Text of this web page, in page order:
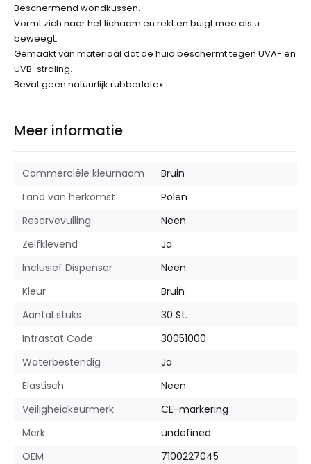
Beschermend wondkussen.
Vormt zich naar het lichaam en rekt en buigt mee als u
beweegt.
Gemaakt van materiaal dat de huid beschermt tegen UVA- en
UVB-straling.
Bevat geen natuurlijk rubberlatex.
Meer informatie
Commerciële kleurnaam
Bruin
Land van herkomst
Polen
Reservevulling
Neen
Zelfklevend
Ja
Inclusief Dispenser
Neen
Kleur
Bruin
Aantal stuks
30 St.
Intrastat Code
30051000
Waterbestendig
Ja
Elastisch
Neen
Veiligheidkeurmerk
CE-markering
Merk
undefined
OEM
7100227045